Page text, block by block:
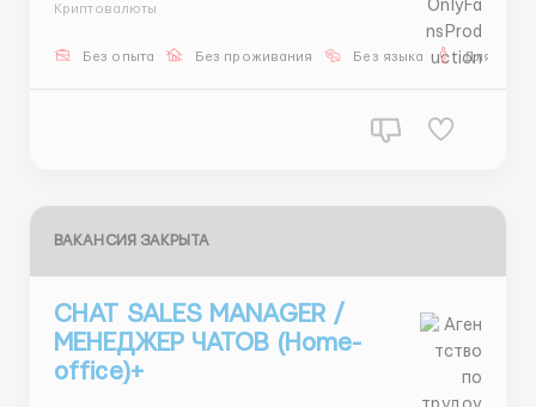
встречи (отель/квартира/сауны) — бюджет 💰 900–
Криптовалюты
Без опыта Без проживания Без языка Для
ВАКАНСИЯ ЗАКРЫТА
CHAT SALES MANAGER /
МЕНЕДЖЕР ЧАТОВ (Home-
office)+